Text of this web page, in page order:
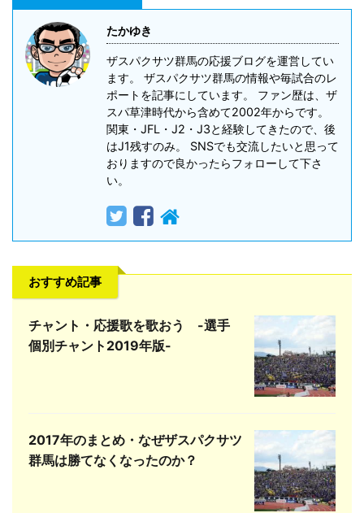
たかゆき
ザスパクサツ群馬の応援ブログを運営してい
ます。 ザスパクサツ群馬の情報や毎試合のレ
ポートを記事にしています。 ファン歴は、ザ
スパ草津時代から含めて2002年からです。
関東・JFL・J2・J3と経験してきたので、後
はJ1残すのみ。 SNSでも交流したいと思って
おりますので良かったらフォローして下さ
い。
おすすめ記事
チャント・応援歌を歌おう -選手
個別チャント2019年版-
2017年のまとめ・なぜザスパクサツ
群馬は勝てなくなったのか？